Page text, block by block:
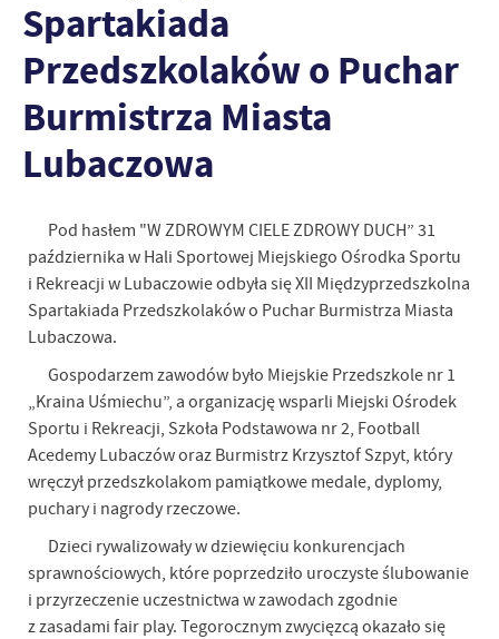
Spartakiada
Przedszkolaków o Puchar
Burmistrza Miasta
Lubaczowa
Pod hasłem "W ZDROWYM CIELE ZDROWY DUCH” 31
października w Hali Sportowej Miejskiego Ośrodka Sportu
i Rekreacji w Lubaczowie odbyła się XII Międzyprzedszkolna
Spartakiada Przedszkolaków o Puchar Burmistrza Miasta
Lubaczowa.
Gospodarzem zawodów było Miejskie Przedszkole nr 1
„Kraina Uśmiechu”, a organizację wsparli Miejski Ośrodek
Sportu i Rekreacji, Szkoła Podstawowa nr 2, Football
Acedemy Lubaczów oraz Burmistrz Krzysztof Szpyt, który
wręczył przedszkolakom pamiątkowe medale, dyplomy,
puchary i nagrody rzeczowe.
Dzieci rywalizowały w dziewięciu konkurencjach
sprawnościowych, które poprzedziło uroczyste ślubowanie
i przyrzeczenie uczestnictwa w zawodach zgodnie
z zasadami fair play. Tegorocznym zwycięzcą okazało się